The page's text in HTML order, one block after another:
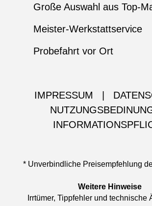
Große Auswahl aus Top-
Meister-Werkstattservice
Probefahrt vor Ort
IMPRESSUM
* Unverbindliche Preisempfehlung
Weitere Hinweise
Irrtümer, Tippfehler und technische